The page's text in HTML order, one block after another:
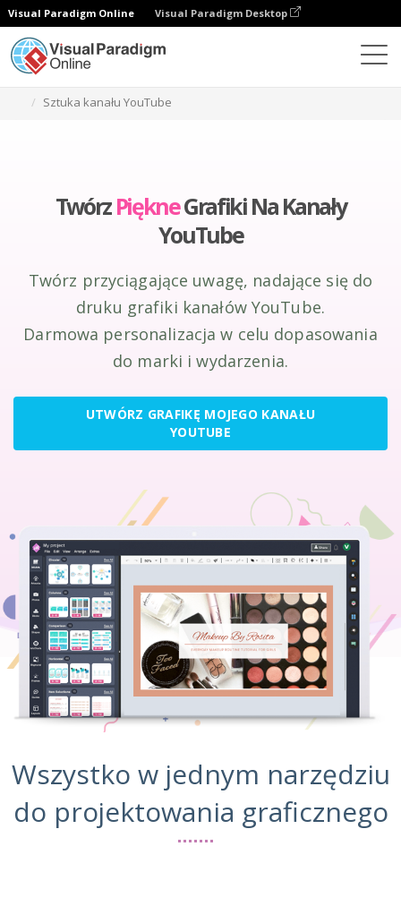
Visual Paradigm Online Visual Paradigm Desktop
Sztuka kanału YouTube
TwórzPiękneGrafiki Na Kanały
YouTube
Twórz przyciągające uwagę, nadające się do
druku grafiki kanałów YouTube.
Darmowa personalizacja w celu dopasowania
do marki i wydarzenia.
UTWÓRZ GRAFIKĘ MOJEGO KANAŁU
YOUTUBE
Wszystko w jednym narzędziu
do projektowania graficznego